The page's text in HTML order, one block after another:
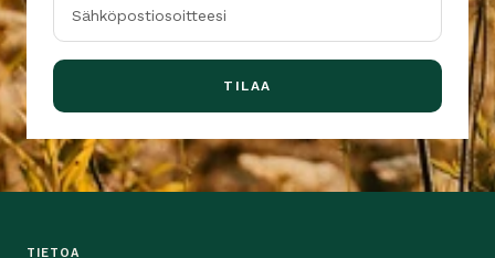
Sähköpostiosoitteesi
TILAA
TIETOA